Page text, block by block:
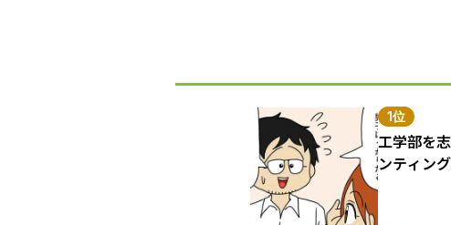
1位
工学部を
ンティン